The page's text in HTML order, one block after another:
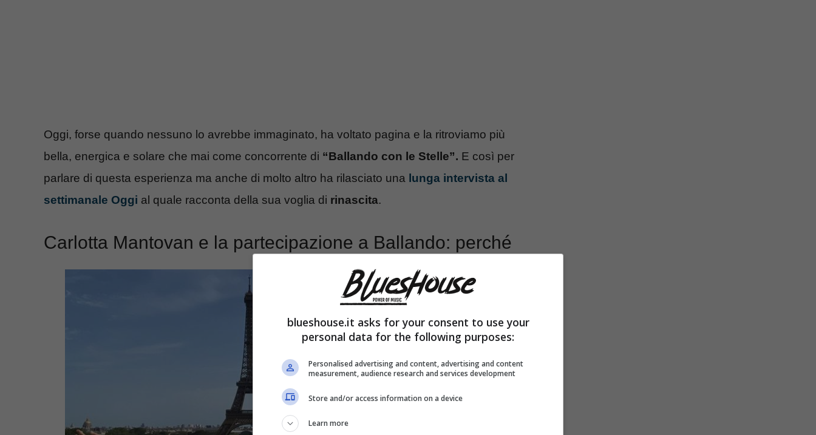
Oggi, forse quando nessuno lo avrebbe immaginato, ha voltato pagina e la ritroviamo più
bella, energica e solare che mai come concorrente di “Ballando con le Stelle”. E così per
parlare di questa esperienza ma anche di molto altro ha rilasciato una lunga intervista al
settimanale Oggi al quale racconta della sua voglia di rinascita.
Carlotta Mantovan e la partecipazione a Ballando: perché
blueshouse.it asks for your consent to use your
personal data for the following purposes:
Personalised advertising and content, advertising and content
measurement, audience research and services development
Store and/or access information on a device
Learn more